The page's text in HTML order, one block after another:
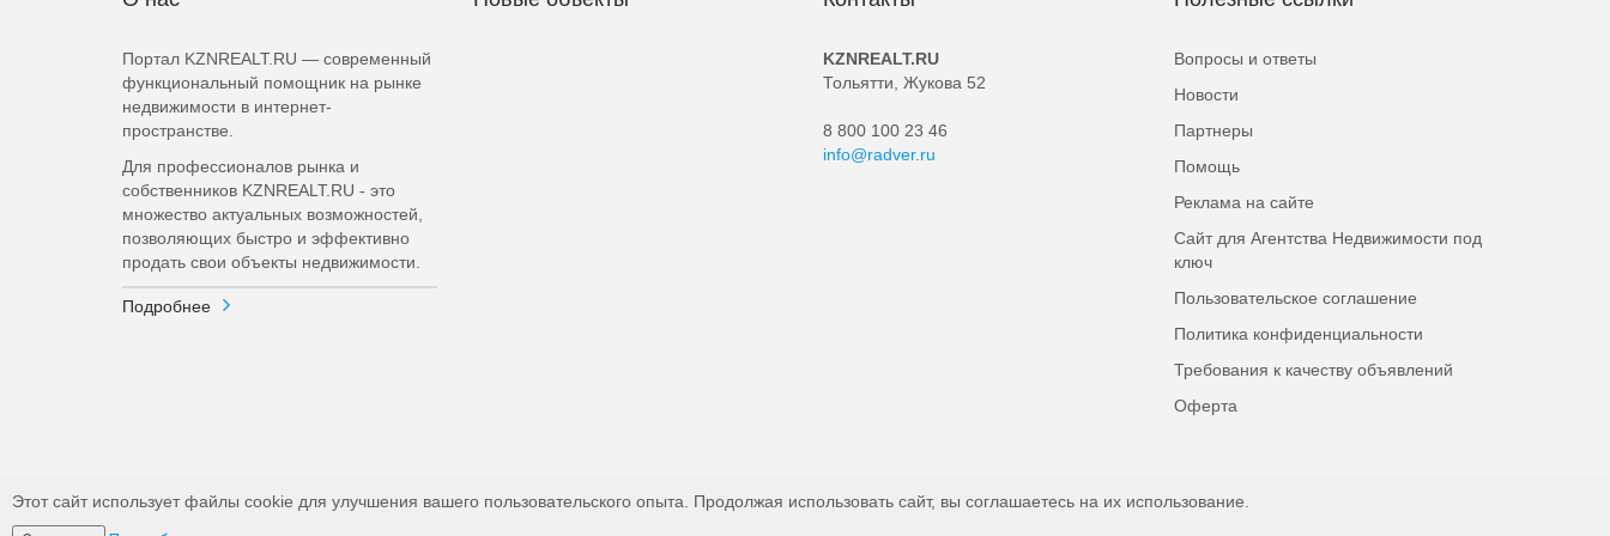
Портал KZNREALT.RU — современный
функциональный помощник на рынке
недвижимости в интернет-
пространстве.
Для профессионалов рынка и
собственников KZNREALT.RU - это
множество актуальных возможностей,
позволяющих быстро и эффективно
продать свои объекты недвижимости.
Подробнее
KZNREALT.RU
Тольятти, Жукова 52
8 800 100 23 46
info@radver.ru
Вопросы и ответы
Новости
Партнеры
Помощь
Реклама на сайте
Сайт для Агентства Недвижимости под
ключ
Пользовательское соглашение
Политика конфиденциальности
Требования к качеству объявлений
Оферта
Этот сайт использует файлы cookie для улучшения вашего пользовательского опыта. Продолжая использовать сайт, вы соглашаетесь на их использование.